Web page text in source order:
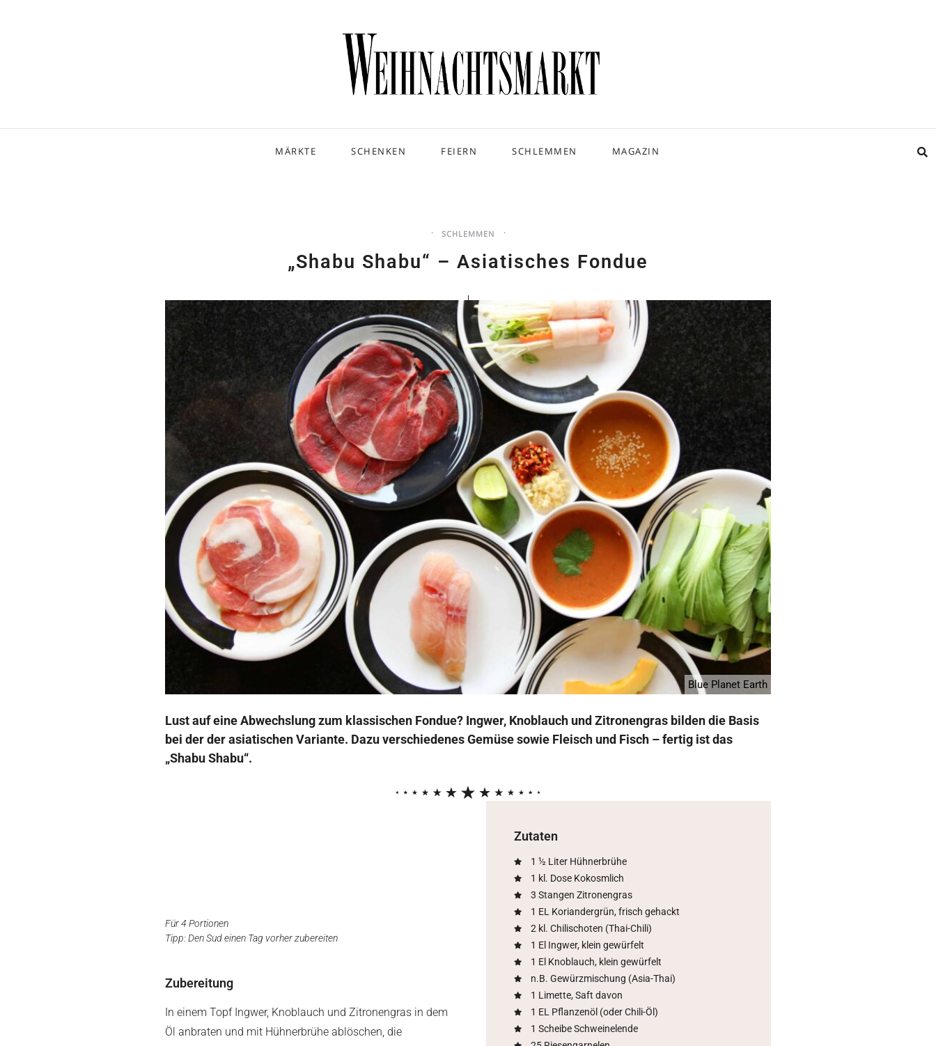
MÄRKTE SCHENKEN FEIERN SCHLEMMEN MAGAZIN
SCHLEMMEN
„Shabu Shabu“ – Asiatisches Fondue
Blue Planet Earth
Lust auf eine Abwechslung zum klassischen Fondue? Ingwer, Knoblauch und Zitronengras bilden die Basis
bei der der asiatischen Variante. Dazu verschiedenes Gemüse sowie Fleisch und Fisch – fertig ist das
„Shabu Shabu“.
Für 4 Portionen
Tipp: Den Sud einen Tag vorher zubereiten
Zubereitung
n einem Topf I ngwer, Knoblauch und Zitronengras in dem
Öl anbraten und mit Hühnerbrühe ablöschen, die
Zutaten
1½ Liter Hühnerbrühe
1 kl. Dose Kokosmlich
3 Stangen Zitronengras
1 EL Koriandergrün, frisch gehackt
2 kl. Chilischoten (Thai-Chili)
1 El Ingwer, klein gewürfelt
1 El Knoblauch, klein gewürfelt
n.B. Gewürzmischung (Asia-Thai)
1 Limette, Saft davon
1 EL Pflanzenöl (oder Chili-Öl)
1 Scheibe Schweinelende